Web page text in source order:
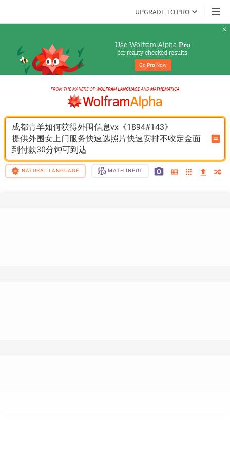
UPGRADE TO PRO
Use Wolfram|Alpha Pro
for reality-checked results
Go Pro Now
成都青羊如何获得外围信息vx《1894#143》
提供外围女上门服务快速选照片快速安排不收定金面
到付款30分钟可到达
NATURAL LANGUAGE MATH INPUT